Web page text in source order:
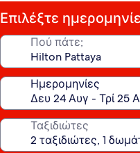
Επιλέξτε
Πού πάτε;
Ημερομηνίες
Ταξιδιώτες